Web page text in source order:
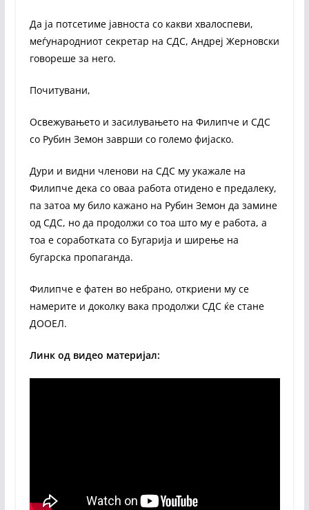
Да ја потсетиме јавноста со какви хвалоспеви,
меѓународниот секретар на СДС, Андреј Жерновски
говореше за него.
Почитувани,
Освежувањето и засилувањето на Филипче и СДС
со Рубин Земон заврши со големо фијаско.
Дури и видни членови на СДС му укажале на
Филипче дека со оваа работа отидено е предалеку,
па затоа му било кажано на Рубин Земон да замине
од СДС, но да продолжи со тоа што му е работа, а
тоа е соработката со Бугарија и ширење на
бугарска пропаганда.
Филипче е фатен во небрано, откриени му се
намерите и доколку вака продолжи СДС ќе стане
ДООЕЛ.
Линк од видео материјал: